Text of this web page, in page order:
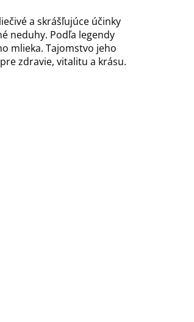
a skrášľujúce účinky
neduhy. Podľa legendy
mlieka. Tajomstvo jeho
zdravie, vitalitu a krásu.